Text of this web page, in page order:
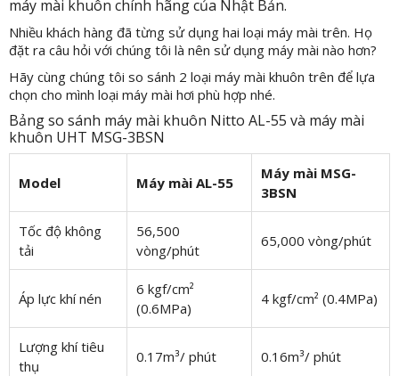
máy mài khuôn chính hãng của Nhật Bản.
Nhiều khách hàng đã từng sử dụng hai loại máy mài trên. Họ
đặt ra câu hỏi với chúng tôi là nên sử dụng máy mài nào hơn?
Hãy cùng chúng tôi so sánh 2 loại máy mài khuôn trên để lựa
chọn cho mình loại máy mài hơi phù hợp nhé.
Bảng so sánh máy mài khuôn Nitto AL-55 và máy mài
khuôn UHT MSG-3BSN
Model Máy mài AL-55
Máy mài MSG-
3BSN
Tốc độ không
tải
56,500
vòng/phút
65,000 vòng/phút
Áp lực khí nén
6 kgf/cm²
(0.6MPa)
4 kgf/cm² (0.4MPa)
Lượng khí tiêu
thụ
0.17m³/ phút 0.16m³/ phút